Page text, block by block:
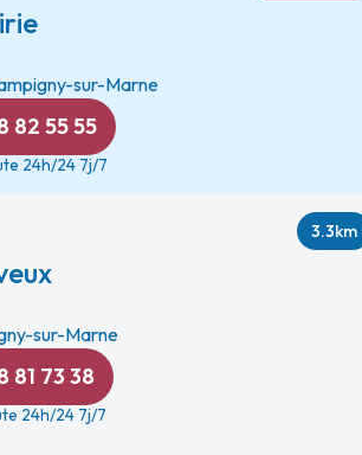
sur-Marne
82 55 55
24h/24 7j/7
3.3km
sur-Marne
81 73 38
24h/24 7j/7